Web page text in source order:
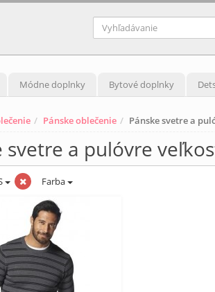
Módne doplnky Bytové doplnky
Pánske oblečenie Pánske svetre a
svetre a pulóvre
Farba